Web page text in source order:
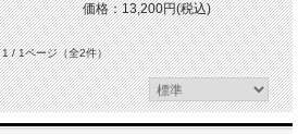
価格：13,200円(税込)
1 / 1ページ（全2件）